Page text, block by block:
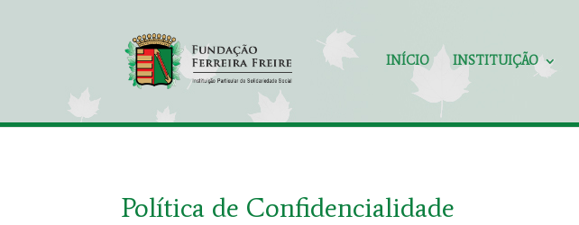
INÍCIO INSTITUIÇÃO
Política de Confidencialidade